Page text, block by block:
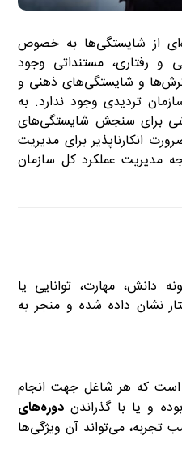
از شایستگی‌ها به خصوص
رفتاری، مستنداتی وجود
و شایستگی‌های ذهنی و
تردیدی وجود ندارد. به
برای سنجش شایستگی‌های
انکار‌ناپذیر برای مدیریت
مدیریت عملکرد کل سازمان
دانش، مهارت، توانایی یا
نشان داده شده و منجر به
است که هر شاغل جهت انجام
و یا با گذراندن دوره‌های
تجربه، می‌تواند آن ویژگی‌ها